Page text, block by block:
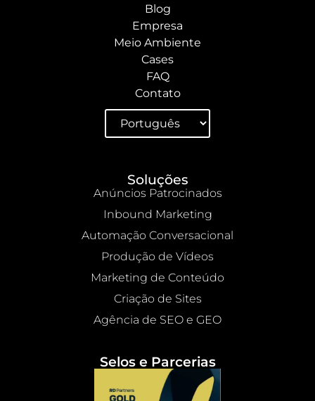
Blog
Empresa
Meio Ambiente
Cases
FAQ
Contato
Soluções
Anúncios Patrocinados
Inbound Marketing
Automação Conversacional
Produção de Vídeos
Marketing de Conteúdo
Criação de Sites
Agência de SEO e GEO
Selos e Parcerias